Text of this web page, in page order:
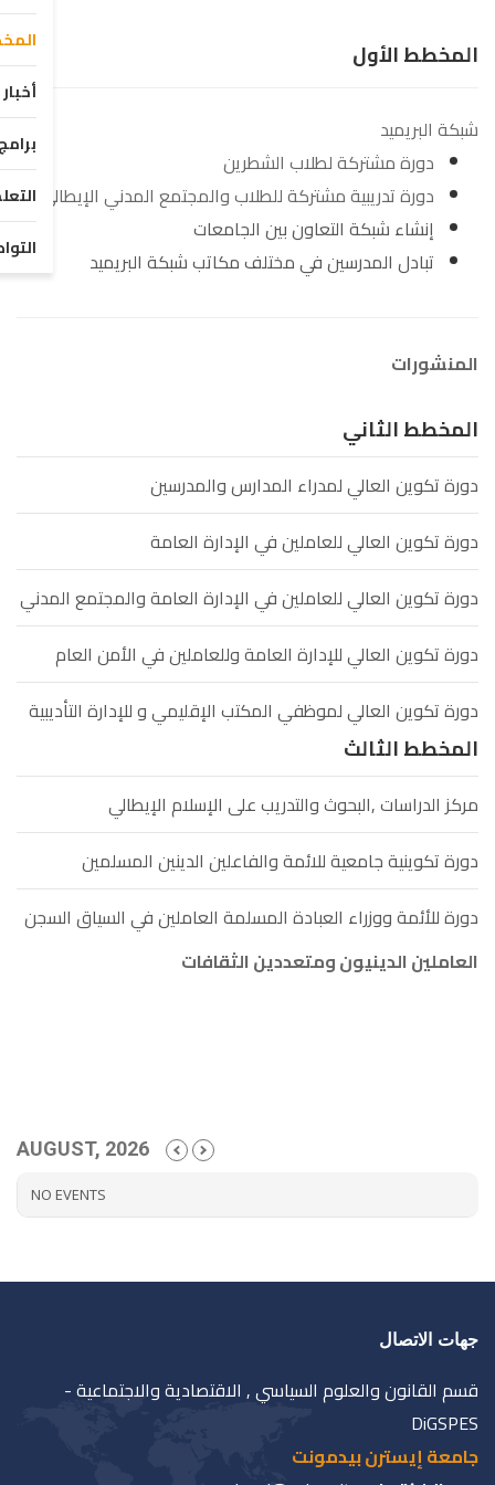
أخبار
المخطط الأول
شبكة البريميد
دورة مشتركة لطلاب الشطرين
دورة تدريبية مشتركة للطلاب والمجتمع المدني الإيطالي
إنشاء شبكة التعاون بين الجامعات
تبادل المدرسين في مختلف مكاتب شبكة البريميد
المنشورات
المخطط الثاني
دورة تكوين العالي لمدراء المدارس والمدرسين
دورة تكوين العالي للعاملين في الإدارة العامة
دورة تكوين العالي للعاملين في الإدارة العامة والمجتمع المدني
دورة تكوين العالي للإدارة العامة وللعاملين في الأمن العام
دورة تكوين العالي لموظفي المكتب الإقليمي و للإدارة التأديبية
المخطط الثالث
مركز الدراسات ,البحوث والتدريب على الإسلام الإيطالي
دورة تكوينية جامعية للائمة والفاعلين الدينين المسلمين
دورة للأئمة ووزراء العبادة المسلمة العاملين في السياق السجن
العاملين الدينيون ومتعددين الثقافات
AUGUST, 2026
NO EVENTS
جهات الاتصال
قسم القانون والعلوم السياسي , الاقتصادية والاجتماعية -
DiGSPES
جامعة إيسترن بيدمونت